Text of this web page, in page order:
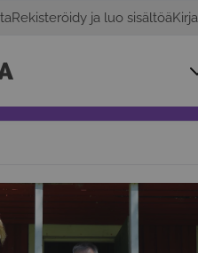
Rekisteröidy ja luo sisältöä